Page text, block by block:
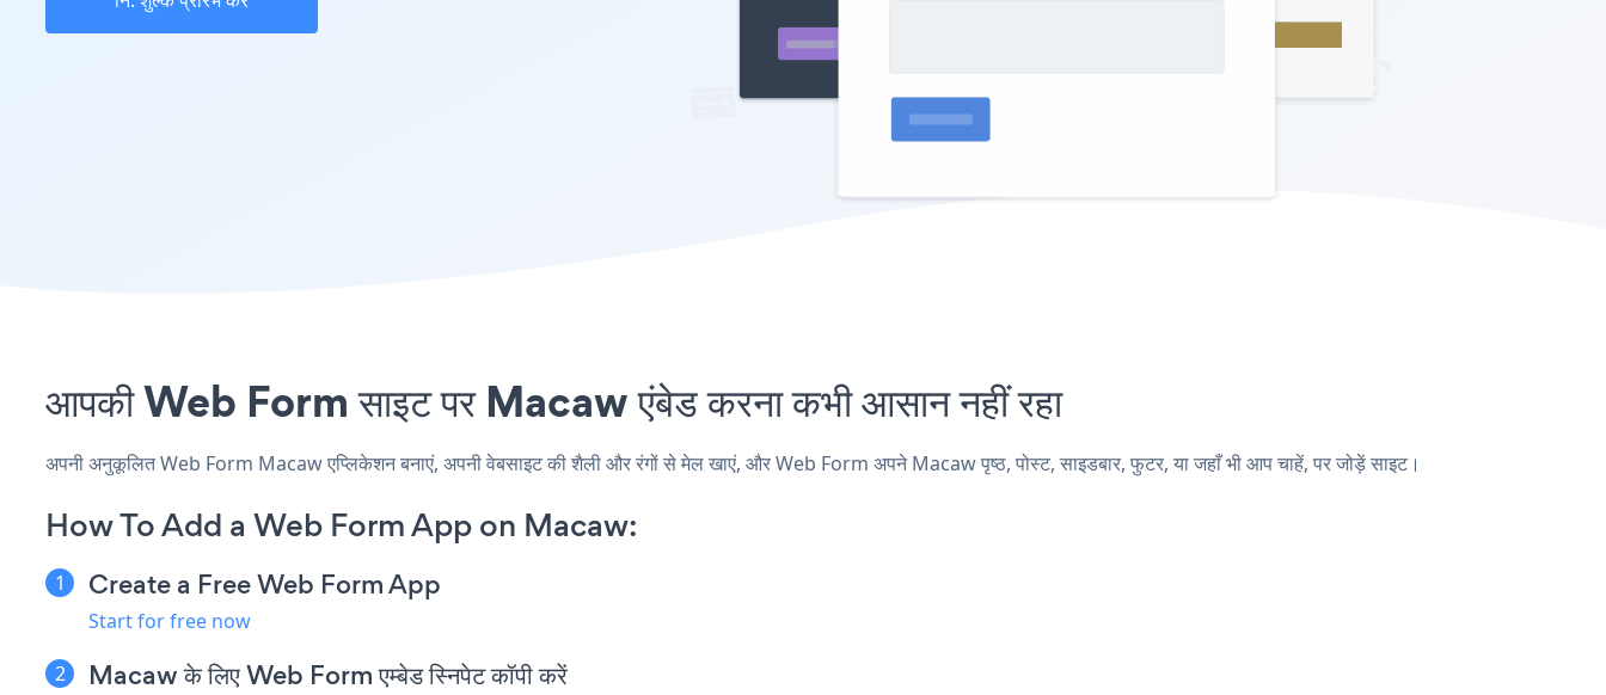
आपकी Web Form साइट पर Macaw एंबेड करना कभी आसान नहीं रहा
अपनी अनुकूलित Web Form Macaw एप्लिकेशन बनाएं, अपनी वेबसाइट की शैली और रंगों से मेल खाएं, और Web Form अपने Macaw पृष्ठ, पोस्ट, साइडबार, फुटर, या जहाँ भी आप चाहें, पर जोड़ें साइट।
How To Add a Web Form App on Macaw:
Create a Free Web Form App
Start for free now
Macaw के लिए Web Form एम्बेड स्निपेट कॉपी करें